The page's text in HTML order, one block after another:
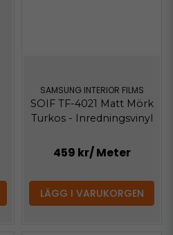
SAMSUNG INTERIOR FILMS
SOIF TF-4021 Matt Mörk
Turkos - Inredningsvinyl
459 kr/ Meter
LÄGG I VARUKORGEN